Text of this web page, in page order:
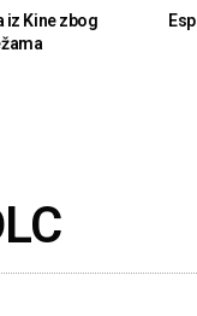
iz Kine zbog